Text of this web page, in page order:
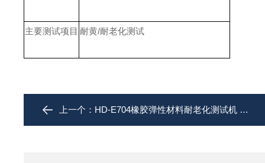
主要测试项目 耐黄/耐老化测试
上一个： HD-E704橡胶弹性材料耐老化测试机 提供维护